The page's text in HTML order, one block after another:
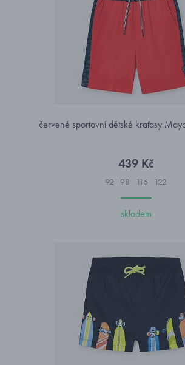
červené sportovní dětské kraťasy
439 Kč
92 98 116 122
skladem